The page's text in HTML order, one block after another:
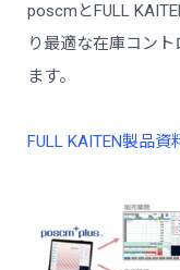
poscmとFULL
り最適な在庫コン
ます。
FULL KAITEN製品